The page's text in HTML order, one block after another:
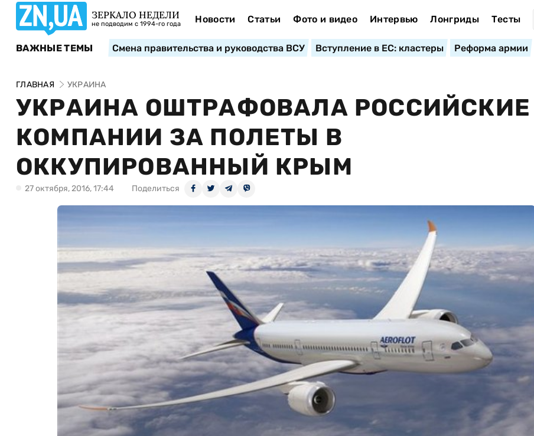
ЗЕРКАЛО НЕДЕЛИ
не подводим с 1994-го года Новости Статьи Фото и видео Интервью Лонгриды Тесты
ВАЖНЫЕ ТЕМЫ Смена правительства и руководства ВСУ Вступление в ЕС: кластеры Реформа армии
ГЛАВНАЯ УКРАИНА
УКРАИНА ОШТРАФОВАЛА РОССИЙСКИЕ
КОМПАНИИ ЗА ПОЛЕТЫ В
ОККУПИРОВАННЫЙ КРЫМ
27 октября, 2016, 17:44 Поделиться